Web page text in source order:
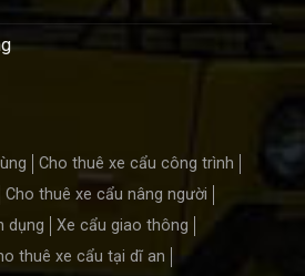
Cho thuê xe cẩu công trình
Cho thuê xe cẩu nâng người
dụng
Xe cẩu giao thông
thuê xe cẩu tại dĩ an